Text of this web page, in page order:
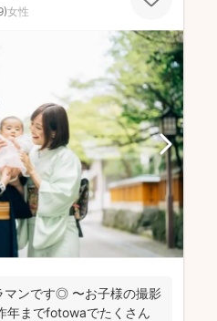
)女性
ンです◎ 〜お子様の撮影
年までfotowaでたくさん